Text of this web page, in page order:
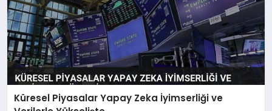
Küresel Piyasalar Yapay Zeka İyimserliği ve